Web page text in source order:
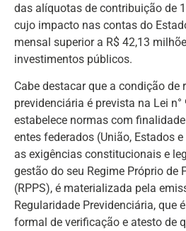
das alíquotas de contribuição de
cujo impacto nas contas do
mensal superior a R$ 42,13
investimentos públicos.
Cabe destacar que a condição de
previdenciária é prevista na Lei
estabelece normas com
entes federados (União, Estados
as exigências constitucionais e
gestão do seu Regime Próprio de
(RPPS), é materializada pela
Regularidade Previdenciária, que
formal de verificação e atesto de